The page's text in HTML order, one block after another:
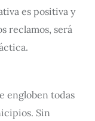
es positiva y
reclamos, será
engloben todas
Sin